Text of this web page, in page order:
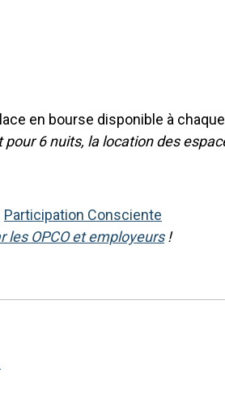
en bourse disponible à
6 nuits, la location des
Participation Consciente
les OPCO et employeurs!